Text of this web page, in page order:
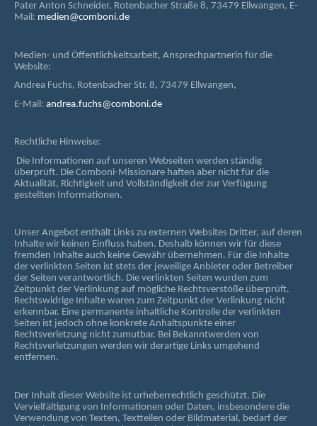
Pater Anton Schneider, Rotenbacher Straße 8, 73479 Ellwangen, E-
Mail: medien@comboni.de
Medien- und Öffentlichkeitsarbeit, Ansprechpartnerin für die
Website:
Andrea Fuchs, Rotenbacher Str. 8, 73479 Ellwangen,
E-Mail: andrea.fuchs@comboni.de
Rechtliche Hinweise:
Die Informationen auf unseren Webseiten werden ständig
überprüft. Die Comboni-Missionare haften aber nicht für die
Aktualität, Richtigkeit und Vollständigkeit der zur Verfügung
gestellten Informationen.
Unser Angebot enthält Links zu externen Websites Dritter, auf deren
Inhalte wir keinen Einfluss haben. Deshalb können wir für diese
fremden Inhalte auch keine Gewähr übernehmen. Für die Inhalte
der verlinkten Seiten ist stets der jeweilige Anbieter oder Betreiber
der Seiten verantwortlich. Die verlinkten Seiten wurden zum
Zeitpunkt der Verlinkung auf mögliche Rechtsverstöße überprüft.
Rechtswidrige Inhalte waren zum Zeitpunkt der Verlinkung nicht
erkennbar. Eine permanente inhaltliche Kontrolle der verlinkten
Seiten ist jedoch ohne konkrete Anhaltspunkte einer
Rechtsverletzung nicht zumutbar. Bei Bekanntwerden von
Rechtsverletzungen werden wir derartige Links umgehend
entfernen.
Der Inhalt dieser Website ist urheberrechtlich geschützt. Die
Vervielfältigung von Informationen oder Daten, insbesondere die
Verwendung von Texten, Textteilen oder Bildmaterial, bedarf der